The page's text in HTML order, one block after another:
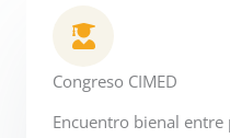
Congreso CIMED
Encuentro bienal